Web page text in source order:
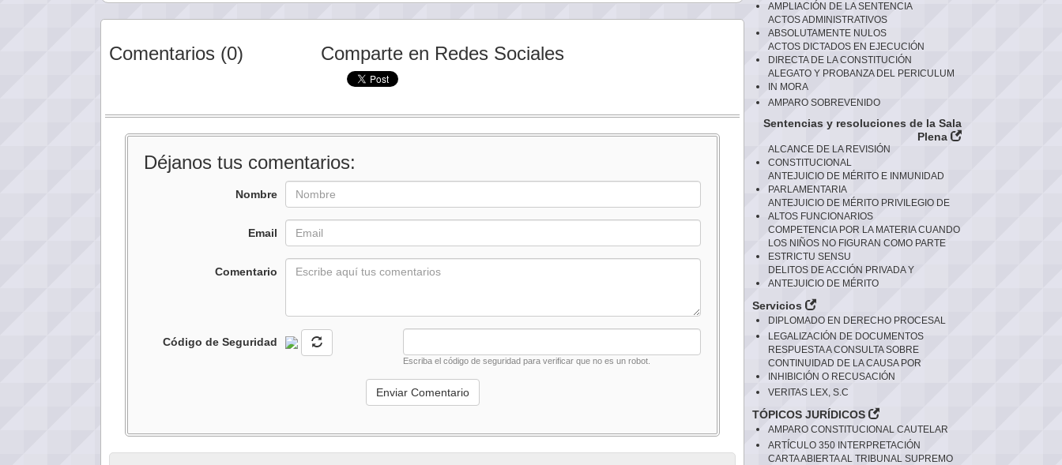
Comentarios (0) Comparte en Redes Sociales
Déjanos tus comentarios:
Nombre
Email
Comentario
Código de Seguridad
Escriba el código de seguridad para verificar que no es un robot.
AMPLIACIÓN DE LA SENTENCIA
ACTOS ADMINISTRATIVOS
ABSOLUTAMENTE NULOS
ACTOS DICTADOS EN EJECUCIÓN
DIRECTA DE LA CONSTITUCIÓN
ALEGATO Y PROBANZA DEL PERICULUM
IN MORA
AMPARO SOBREVENIDO
Sentencias y resoluciones de la Sala
Plena
ALCANCE DE LA REVISIÓN
CONSTITUCIONAL
ANTEJUICIO DE MÉRITO E INMUNIDAD
PARLAMENTARIA
ANTEJUICIO DE MÉRITO PRIVILEGIO DE
ALTOS FUNCIONARIOS
COMPETENCIA POR LA MATERIA CUANDO
LOS NIÑOS NO FIGURAN COMO PARTE
ESTRICTU SENSU
DELITOS DE ACCIÓN PRIVADA Y
ANTEJUICIO DE MÉRITO
Servicios
DIPLOMADO EN DERECHO PROCESAL
LEGALIZACIÓN DE DOCUMENTOS
RESPUESTA A CONSULTA SOBRE
CONTINUIDAD DE LA CAUSA POR
INHIBICIÓN O RECUSACIÓN
VERITAS LEX, S.C
TÓPICOS JURÍDICOS
AMPARO CONSTITUCIONAL CAUTELAR
ARTÍCULO 350 INTERPRETACIÓN
CARTA ABIERTA AL TRIBUNAL SUPREMO